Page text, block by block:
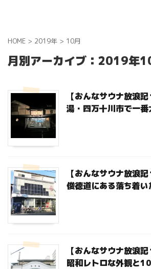
HOME > 2019年 > 10月
月別アーカイブ：2019年
【おんなサウナ放浪
湯・四万十川市で一番
【おんなサウナ放浪
俊徳道にある落ち着い
【おんなサウナ放浪
昭和レトロな外観と